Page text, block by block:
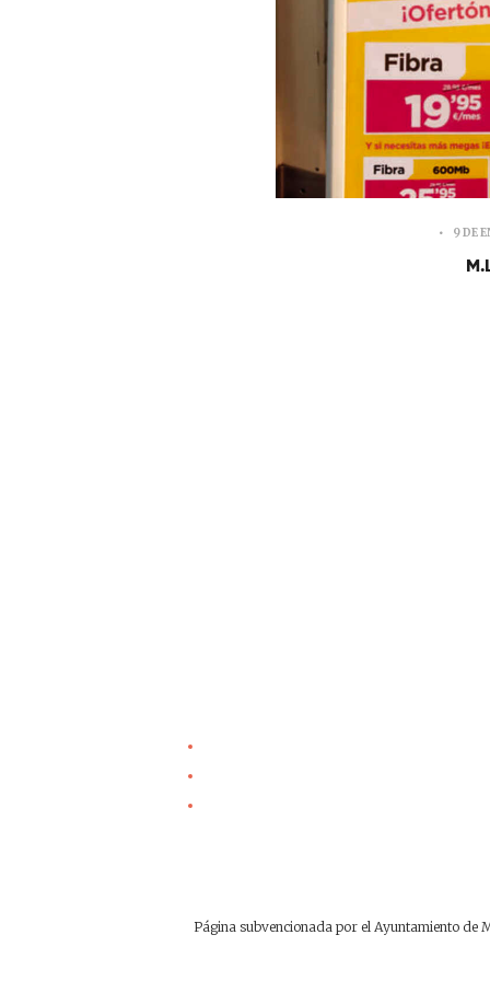
9 DE
Página subvencionada por el Ayuntamiento de